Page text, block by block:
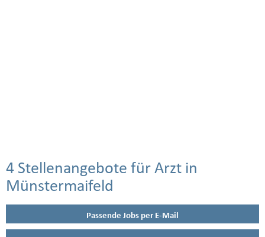
4 Stellenangebote für Arzt in
Münstermaifeld
Passende Jobs per E-Mail